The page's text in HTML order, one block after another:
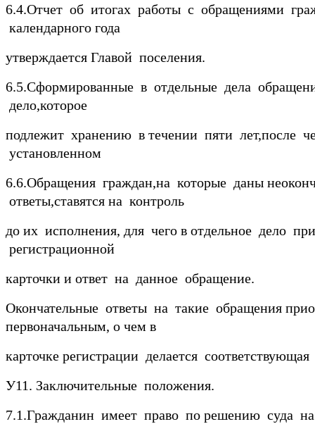
6.4.Отчет об итогах работы с обращениями
календарного года
утверждается Главой поселения.
6.5.Сформированные в отдельные дела
дело,которое
подлежит хранению в течении пяти лет,после
установленном
6.6.Обращения граждан,на которые даны
ответы,ставятся на контроль
до их исполнения, для чего в отдельное дело
регистрационной
карточки и ответ на данное обращение.
Окончательные ответы на такие обращения
первоначальным, о чем в
карточке регистрации делается соответствующая
У11. Заключительные положения.
7.1.Гражданин имеет право по решению суда